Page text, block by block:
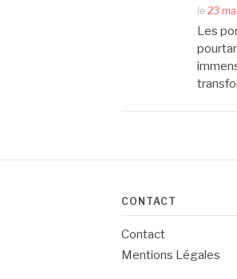
le 23
Les
CONTACT
Contact
Mentions Légales